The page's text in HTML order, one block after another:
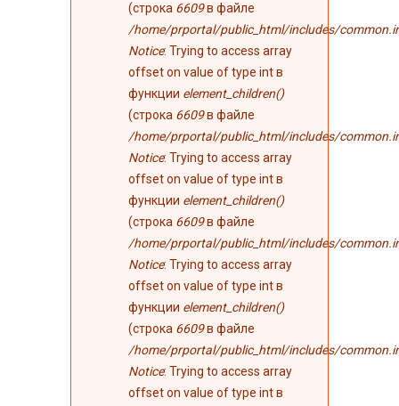
(строка 6609в файле
/home/prportal/public_html/includes/
Notice: Trying to access array
offset on value of type int в
функции element_children()
(строка 6609в файле
/home/prportal/public_html/includes/
Notice: Trying to access array
offset on value of type int в
функции element_children()
(строка 6609в файле
/home/prportal/public_html/includes/
Notice: Trying to access array
offset on value of type int в
функции element_children()
(строка 6609в файле
/home/prportal/public_html/includes/
Notice: Trying to access array
offset on value of type int в